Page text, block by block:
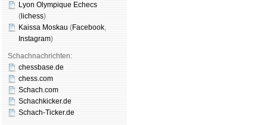
Lyon Olympique Echecs
( lichess)
Kaissa Moskau (Face­book,
Insta­gram)
Schachnachrichten:
chessbase.de
chess.com
Schach.com
Schachkicker.de
Schach-Ticker.de